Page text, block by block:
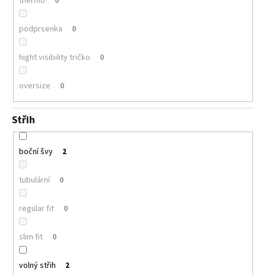
podprsenka 0
hight visibility tričko 0
oversize 0
Střih
boční švy 2
tubulární 0
regular fit 0
slim fit 0
volný střih 2